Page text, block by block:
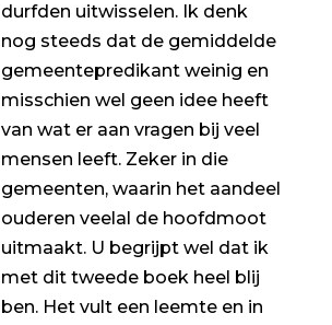
durfden uitwisselen. Ik denk
nog steeds dat de gemiddelde
gemeentepredikant weinig en
misschien wel geen idee heeft
van wat er aan vragen bij veel
mensen leeft. Zeker in die
gemeenten, waarin het aandeel
ouderen veelal de hoofdmoot
uitmaakt. U begrijpt wel dat ik
met dit tweede boek heel blij
ben. Het vult een leemte en in